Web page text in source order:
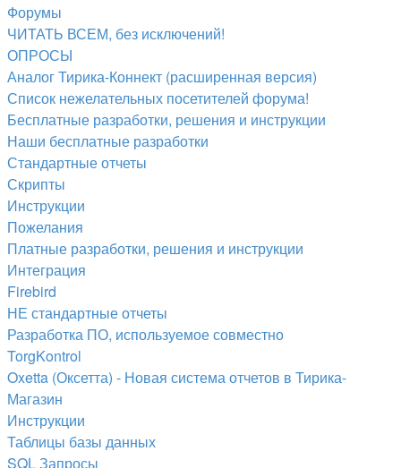
Форумы
ЧИТАТЬ ВСЕМ, без исключений!
ОПРОСЫ
Аналог Тирика-Коннект (расширенная версия)
Список нежелательных посетителей форума!
Бесплатные разработки, решения и инструкции
Наши бесплатные разработки
Стандартные отчеты
Скрипты
Инструкции
Пожелания
Платные разработки, решения и инструкции
Интеграция
Firebird
НЕ стандартные отчеты
Разработка ПО, используемое совместно
TorgKontrol
Oxetta (Оксетта) - Новая система отчетов в Тирика-
Магазин
Инструкции
Таблицы базы данных
SQL Запросы